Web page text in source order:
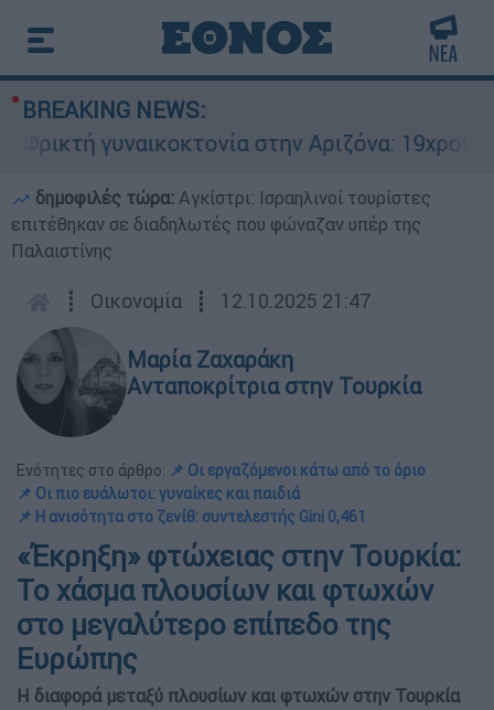
BREAKING NEWS:
γυναικοκτονία στην Αριζόνα: 19χρονη
δημοφιλές τώρα: Αγκίστρι: Ισραηλινοί τουρίστες
επιτέθηκαν σε διαδηλωτές που φώναζαν υπέρ της
Παλαιστίνης
┋ Οικονομία ┋ 12.10.2025 21:47
Μαρία Ζαχαράκη
Ανταποκρίτρια στην Τουρκία
Ενότητες στο άρθρο: 📌 Οι εργαζόμενοι κάτω από το όριο
📌 Οι πιο ευάλωτοι: γυναίκες και παιδιά
📌 Η ανισότητα στο ζενίθ: συντελεστής Gini 0,461
«Έκρηξη» φτώχειας στην Τουρκία:
Το χάσμα πλουσίων και φτωχών
στο μεγαλύτερο επίπεδο της
Ευρώπης
Η διαφορά μεταξύ πλουσίων και φτωχών στην Τουρκία